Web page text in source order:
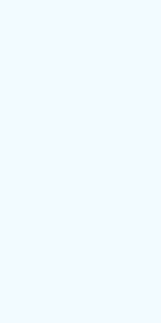
ik dat mijn